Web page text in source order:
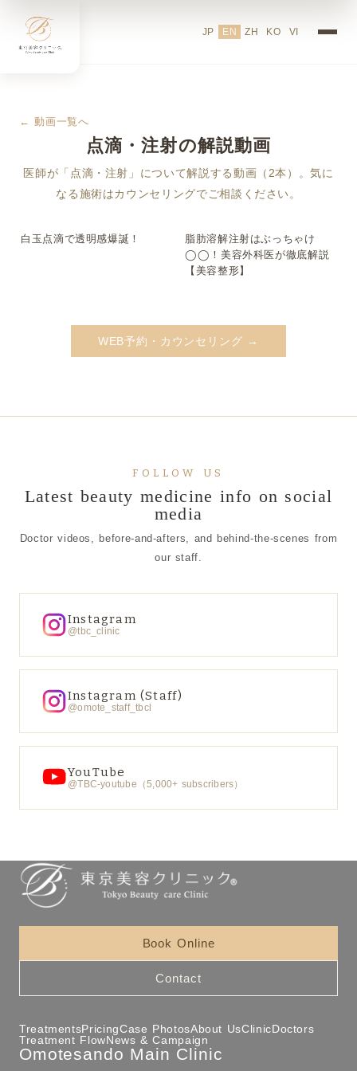
JP EN ZH KO VI
← 動画一覧へ
点滴・注射の解説動画
医師が「点滴・注射」について解説する動画（2本）。気に
なる施術はカウンセリングでご相談ください。
▶
白玉点滴で透明感爆誕！ ▶
脂肪溶解注射はぶっちゃけ
◯◯！美容外科医が徹底解説
【美容整形】
WEB予約・カウンセリング →
FOLLOW US
Latest beauty medicine info on social
media
Doctor videos, before-and-afters, and behind-the-scenes from
our staff.
Instagram
@tbc_clinic
Instagram (Staff)
@omote_staff_tbcl
YouTube
@TBC-youtube（5,000+ subscribers）
Book Online
Contact
TreatmentsPricingCase PhotosAbout UsClinicDoctors
Treatment FlowNews & Campaign
Omotesando Main Clinic